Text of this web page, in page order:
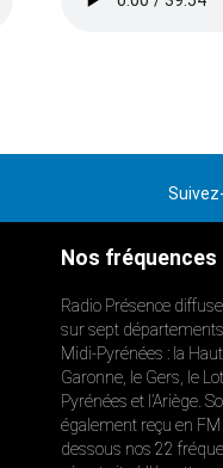
Nos fréquences
Radio Présence
sur sept
Midi-Pyrénées : la
Garonne, le Gers, le
Pyrénées et l’Ariège.
également reçu en
dessous nos 22